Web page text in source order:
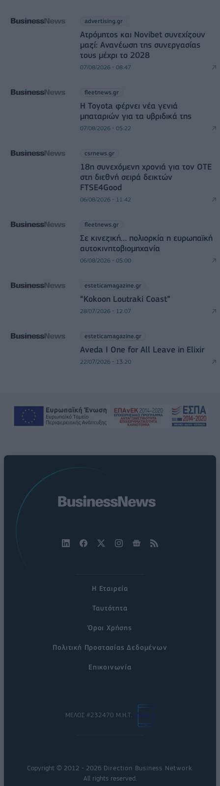
advertising.gr
Ατρόμητος και Novibet συνεχίζουν
μαζί: Ανανέωση της συνεργασίας
τους μέχρι το 2028
07/08/2026 - 08:47
fleetnews.gr
Η Toyota φέρνει νέα γενιά
μπαταριών για τα υβριδικά της
07/08/2026 - 05:22
csrnews.gr
18η συνεχόμενη χρονιά για τον ΟΤΕ
στη διεθνή σειρά δεικτών
FTSE4Good
06/08/2026 - 11:42
fleetnews.gr
Σε κινεζική… πολιορκία η ευρωπαϊκή
αυτοκινητοβιομηχανία
06/08/2026 - 05:00
esteticamagazine.gr
“Kokoon Loutraki Coast”
28/07/2026 - 12:07
esteticamagazine.gr
Aveda I One for All Leave in Elixir
22/07/2026 - 13:20
Η Εταιρεία
Ταυτότητα
Όροι Χρήσης
Πολιτική Προστασίας Δεδομένων
Επικοινωνία
ΜΕΛΟΣ #232470 Μ.Η.Τ.
Copyright © 2012 - 2026 Direction Business Network
All rights reserved.